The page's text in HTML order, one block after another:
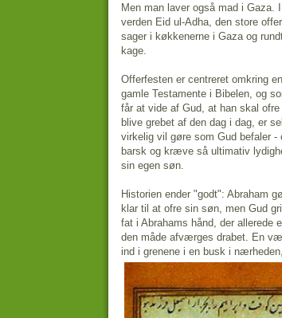
Men man laver også mad i Gaza.
verden Eid ul-Adha, den store
sager i køkkenerne i Gaza og
kage.
Offerfesten er centreret omkring
gamle Testamente i Bibelen, og
får at vide af Gud, at han skal
blive grebet af den dag i dag, er
virkelig vil gøre som Gud befaler
barsk og kræve så ultimativ
sin egen søn.
Historien ender "godt": Abraham
klar til at ofre sin søn, men Gud
fat i Abrahams hånd, der allerede
den måde afværges drabet. En
ind i grenene i en busk i